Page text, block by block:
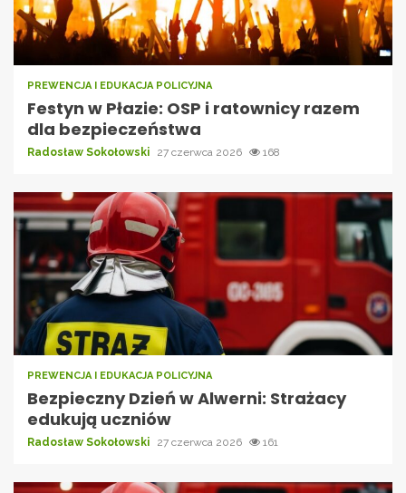
PREWENCJA I EDUKACJA POLICYJNA
Festyn w Płazie: OSP i ratownicy razem
dla bezpieczeństwa
Radosław Sokołowski 27 czerwca 2026 168
PREWENCJA I EDUKACJA POLICYJNA
Bezpieczny Dzień w Alwerni: Strażacy
edukują uczniów
Radosław Sokołowski 27 czerwca 2026 161